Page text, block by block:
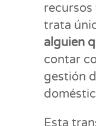
recursos
trata
alguien
contar
gestión
Esta